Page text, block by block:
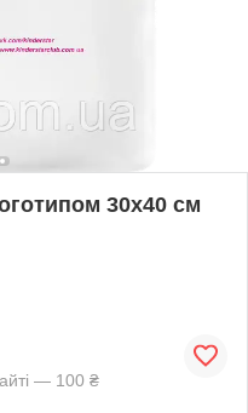
30х40 см
— 100 ₴